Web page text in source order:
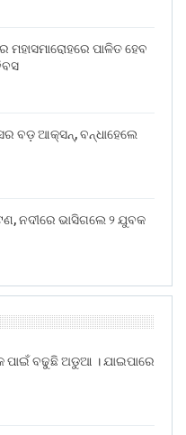
ପାଳିତ ହେବ
ବଡ଼ ଆକ୍ସନ୍, ବନ୍ଧାହେଲେ
ନଦୀରେ ଭାସିଗଲେ ୨ ଯୁବକ
ବଢୁଛି ଅଡୁଆ । ଯାଇପାରେ